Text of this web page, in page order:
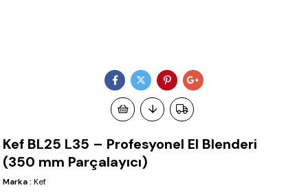
Kef BL25 L35 – Profesyonel El Blenderi
(350 mm Parçalayıcı)
Marka : Kef